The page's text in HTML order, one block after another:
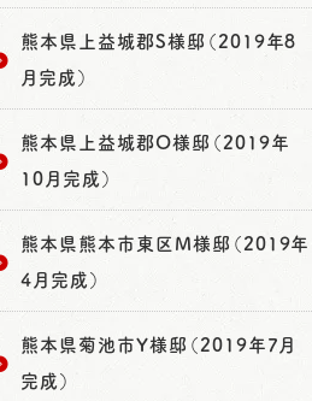
熊本県上益城郡S様邸（2019年8
月完成）
熊本県上益城郡O様邸（2019年
10月完成）
熊本県熊本市東区M様邸（2019年
4月完成）
熊本県菊池市Y様邸（2019年7月
完成）